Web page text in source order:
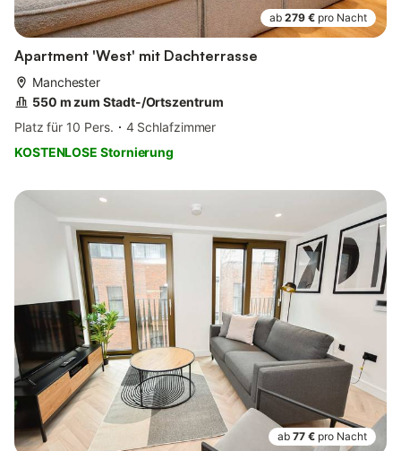
ab 279 € pro Nacht
Apartment 'West' mit Dachterrasse
Manchester
550 m zum Stadt-/Ortszentrum
Platz für 10 Pers.
4 Schlafzimmer
KOSTENLOSE Stornierung
ab 77 € pro Nacht